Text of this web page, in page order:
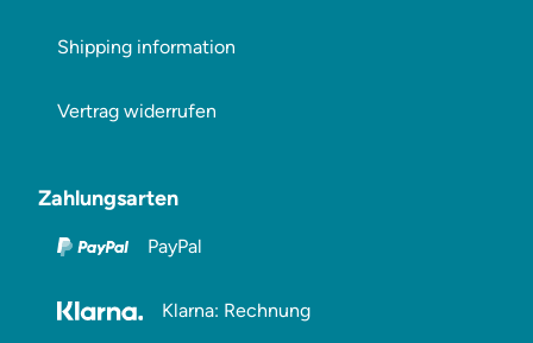
Shipping information
Vertrag widerrufen
Zahlungsarten
PayPal
Klarna: Rechnung